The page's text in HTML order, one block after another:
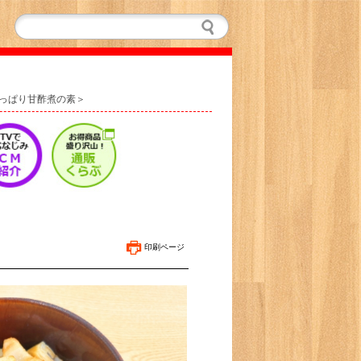
ぱり甘酢煮の素＞
印刷ページ